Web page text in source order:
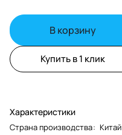
В корзину
Купить в 1 клик
Характеристики
Страна производства: Китай